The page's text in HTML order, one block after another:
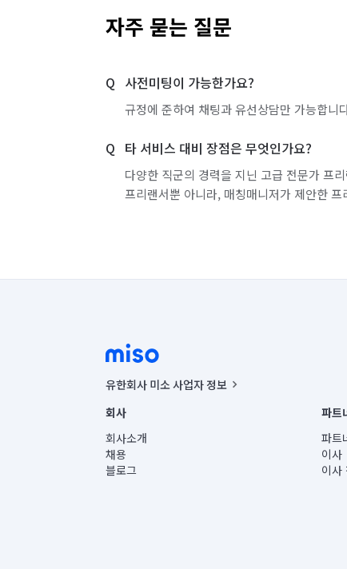
자주 묻는 질문
사전미팅이 가능한가요?
규정에 준하여 채팅과 유선상담만 가능합니
타 서비스 대비 장점은 무엇인가요?
다양한 직군의 경력을 지닌 고급 전문가 프
프리랜서뿐 아니라, 매칭매니저가 제안한
유한회사 미소 사업자 정보
사업자등록번호 : 291-87-00271 | 인허가번호 : 2016-
통신판매신고번호 : 2024-서울종로-1400(공정거래위원
대표이사 : CHING VICTOR COLUMBIA RHEE
주소 | 본사: 서울특별시 종로구 율곡로 6(중학동, 트윈트
컨택센터 : 서울특별시 종로구 수송동 율곡로 24, 7층,
회사
회사소개
채용
블로그
파트
파트
이사
이사